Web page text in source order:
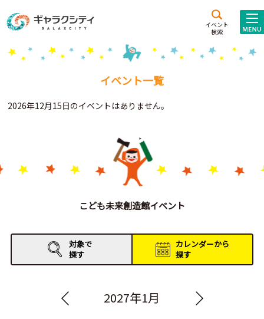
イベント
検索
施設案内
こども
西新井
施設･
Gがくえん
お知らせ
イベントレポート
イベント一覧
2026年12月15日のイベントはありません。
こども未来創造館イベント
対象で
探す
カレンダーから
探す
2027年1月